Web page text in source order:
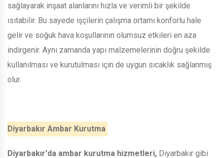
sağlayarak inşaat alanlarını hızla ve verimli bir şekilde
ısıtabilir. Bu sayede işçilerin çalışma ortamı konforlu hale
gelir ve soğuk hava koşullarının olumsuz etkileri en aza
indirgenir. Aynı zamanda yapı malzemelerinin doğru şekilde
kullanılması ve kurutulması için de uygun sıcaklık sağlanmış
olur.
Diyarbakır Ambar Kurutma
Diyarbakır'da ambar kurutma hizmetleri, Diyarbakır gibi